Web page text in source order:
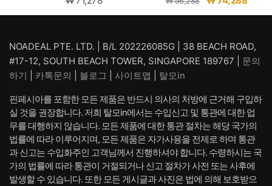
래
격:
₩ 96,288.
재
격:
₩
NOADEAL PTE. LTD. | B/L 202226085G | 38 BEACH ROAD,
#17-12, SOUTH BEACH TOWER, SINGAPORE 189767 | 문의
하기
카톡문의 블로그 사이트맵 탈모in
핀페시아를 포함한 모든 제품은 반드시 의사의 처방에 근거해 구입하
실 것을 권장합니다. 저희 탈모in에서는 수입신고 및 통관에 대한 업
무를 대행하지 않습니다. 모든 제품에 대한 통관 절차는 해당 국가의
법률에 따라 이루어지며, 모든 제품은 자가사용을 전제로 하며 통관
과 신고는 수입화주인 고객님께서 진행하셔야 합니다. 수령하시는 국
가의 법률에 따라 통관이 거절되거나 신고 절차가 사전 또는 사후에
발생할 수 있습니다. 또한 모든 게시글과 사진은 법에 의해 보호받으